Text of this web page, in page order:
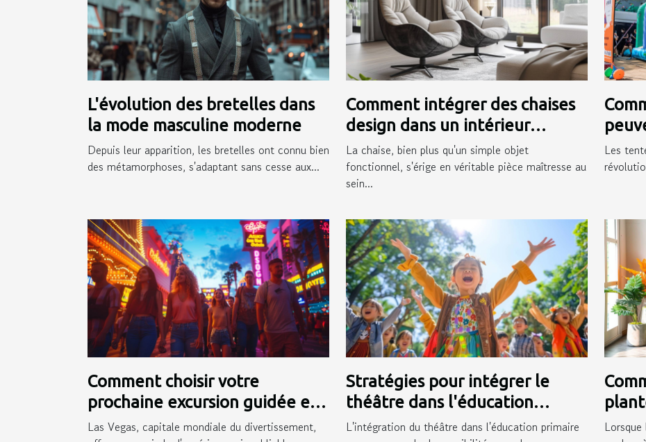
L'évolution des bretelles dans
la mode masculine moderne
Depuis leur apparition, les bretelles ont connu bien
des métamorphoses, s'adaptant sans cesse aux...
Comment intégrer des chaises
design dans un intérieur
moderne
La chaise, bien plus qu'un simple objet
fonctionnel, s'érige en véritable pièce maîtresse au
sein...
Les
Comment choisir votre
prochaine excursion guidée en
français à Las Vegas
Las Vegas, capitale mondiale du divertissement,
Stratégies pour intégrer le
théâtre dans l'éducation
primaire et ses bénéfices
L'intégration du théâtre dans l'éducation primaire